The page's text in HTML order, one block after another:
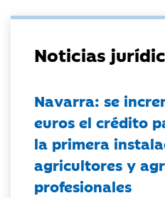
Noticias
Navarra: se
euros el crédito
la primera
agricultores y
profesionales